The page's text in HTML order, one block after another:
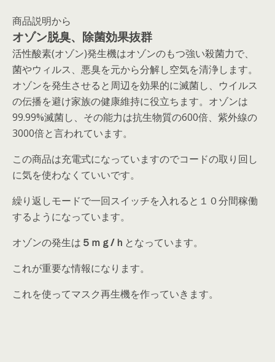
商品説明から
オゾン脱臭、除菌効果抜群
活性酸素(オゾン)発生機はオゾンのもつ強い殺菌力で、
菌やウィルス、悪臭を元から分解し空気を清浄します。
オゾンを発生させると周辺を効果的に滅菌し、ウイルス
の伝播を避け家族の健康維持に役立ちます。オゾンは
99.99%滅菌し、その能力は抗生物質の600倍、紫外線の
3000倍と言われています。
この商品は充電式になっていますのでコードの取り回し
に気を使わなくていいです。
繰り返しモードで一回スイッチを入れると１０分間稼働
するようになっています。
オゾンの発生は ５ｍｇ/ｈ となっています。
これが重要な情報になります。
これを使ってマスク再生機を作っていきます。